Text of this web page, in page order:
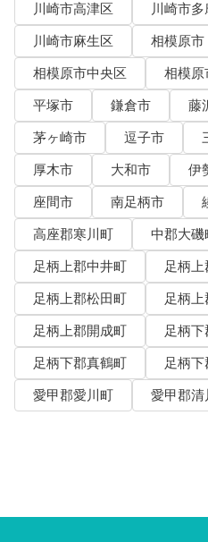
川崎市高津区
川崎市多
川崎市麻生区
相模原市
相模原市中央区
相模原
平塚市
鎌倉市 藤
茅ヶ崎市
逗子市
厚木市
大和市 伊
座間市
南足柄市
高座郡寒川町
中郡大磯
足柄上郡中井町
足柄
足柄上郡松田町
足柄
足柄上郡開成町
足柄
足柄下郡真鶴町
足柄
愛甲郡愛川町
愛甲郡清